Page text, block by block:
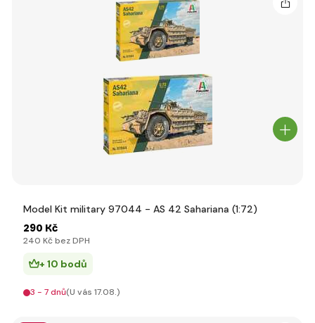
Model Kit military 97044 - AS 42 Sahariana (1:72)
290 Kč
240 Kč bez DPH
+ 10 bodů
3 - 7 dnů(U vás 17.08.)